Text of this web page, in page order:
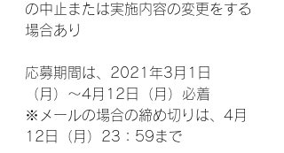
の中止または実施内容の変更をする
場合あり
応募期間は、2021年3月1日
（月）〜4月12日（月）必着
※メールの場合の締め切りは、4月
12日（月）23：59まで